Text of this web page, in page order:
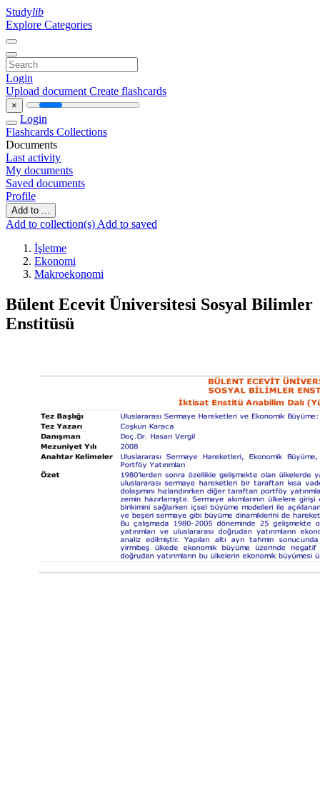
Studylib
Explore Categories
Login
Upload document Create flashcards
×
Login
Flashcards Collections
Documents
Last activity
My documents
Saved documents
Profile
Add to ...
Add to collection(s) Add to saved
İşletme
Ekonomi
Makroekonomi
Bülent Ecevit Üniversitesi Sosyal Bilimler
Enstitüsü